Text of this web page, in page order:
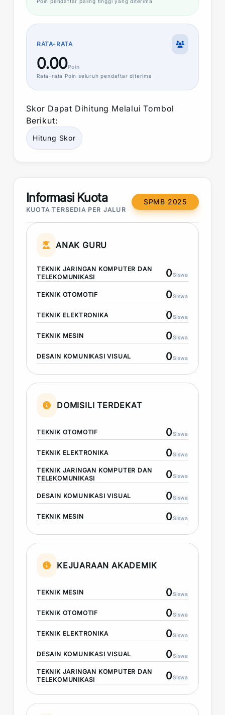
RATA-RATA
0.00Poin
Rata-rata Poin seluruh pendaftar diterima
Skor Dapat Dihitung Melalui Tombol
Berikut:
Hitung Skor
Informasi Kuota
KUOTA TERSEDIA PER JALUR
SPMB 2025
ANAK GURU
TEKNIK JARINGAN KOMPUTER DAN
TELEKOMUNIKASI
0Siswa
TEKNIK OTOMOTIF 0Siswa
TEKNIK ELEKTRONIKA 0Siswa
TEKNIK MESIN 0Siswa
DESAIN KOMUNIKASI VISUAL 0Siswa
DOMISILI TERDEKAT
TEKNIK OTOMOTIF 0Siswa
TEKNIK ELEKTRONIKA 0Siswa
TEKNIK JARINGAN KOMPUTER DAN
TELEKOMUNIKASI
0Siswa
DESAIN KOMUNIKASI VISUAL 0Siswa
TEKNIK MESIN 0Siswa
KEJUARAAN AKADEMIK
TEKNIK MESIN 0Siswa
TEKNIK OTOMOTIF 0Siswa
TEKNIK ELEKTRONIKA 0Siswa
DESAIN KOMUNIKASI VISUAL 0Siswa
TEKNIK JARINGAN KOMPUTER DAN
TELEKOMUNIKASI
0Siswa